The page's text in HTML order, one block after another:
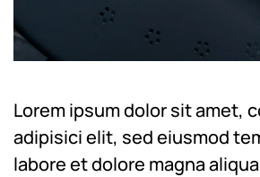
Lorem ipsum dolor sit amet,
adipisici elit, sed eiusmod
labore et dolore magna